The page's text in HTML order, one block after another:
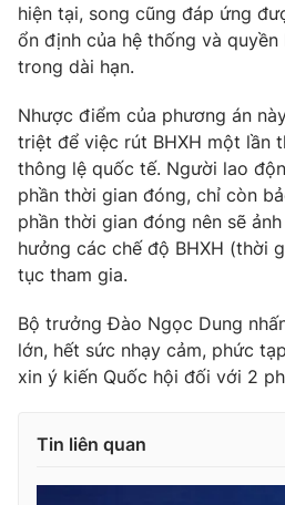
hiện tại, song cũng đáp ứng
ổn định của hệ thống và
trong dài hạn.
Nhược điểm của phương án
triệt để việc rút BHXH một lần
thông lệ quốc tế. Người lao
phần thời gian đóng, chỉ còn
phần thời gian đóng nên sẽ
hưởng các chế độ BHXH (thời
tục tham gia.
Bộ trưởng Đào Ngọc Dung
lớn, hết sức nhạy cảm, phức
xin ý kiến Quốc hội đối với 2
Tin liên quan